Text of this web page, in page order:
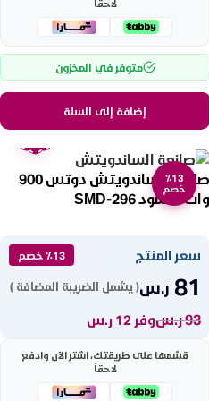
لاحقاً
متوفر في المخزون
إضافة إلى السلة
٪13
خصم
ضمان
صانعة الساندويتش دوتس 900
وات – أسود SMD-296
سعر المنتج ٪13 خصم
81 ر.س( يشمل الضريبة المضافة )
93ر.سوفر 12 ر.س
قسّمها على طريقتك، اشترِ الآن وادفع
لاحقاً